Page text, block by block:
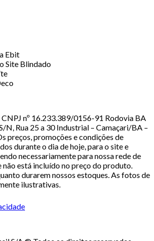
CNPJ nº 16.233.389/0156-91 Rodovia BA
N, Rua 25 a 30 Industrial – Camaçari/BA –
preços, promoções e condições de
durante o dia de hoje, para o site e
necessariamente para nossa rede de
está incluído no preço do produto.
durarem nossos estoques. As fotos de
ilustrativas.